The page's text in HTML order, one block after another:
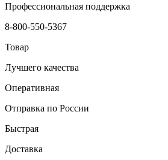
Профессиональная поддержка
8-800-550-5367
Товар
Лучшего качества
Оперативная
Отправка по России
Быстрая
Доставка